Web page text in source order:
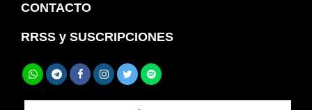
CONTACTO
RRSS y SUSCRIPCIONES
Buscar